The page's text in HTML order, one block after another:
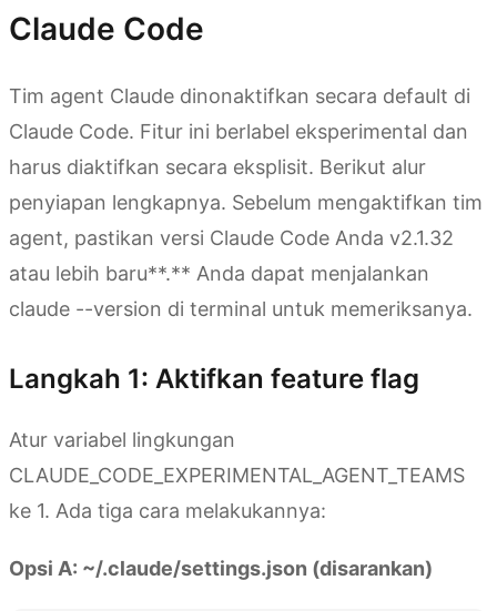
Claude Code
Tim agent Claude dinonaktifkan secara default di
Claude Code. Fitur ini berlabel eksperimental dan
harus diaktifkan secara eksplisit. Berikut alur
penyiapan lengkapnya. Sebelum mengaktifkan tim
agent, pastikan versi Claude Code Anda v2.1.32
atau lebih baru**.** Anda dapat menjalankan
claude --version di terminal untuk memeriksanya.
Langkah 1: Aktifkan feature flag
Atur variabel lingkungan
CLAUDE_CODE_EXPERIMENTAL_AGENT_TEAMS
ke 1. Ada tiga cara melakukannya:
Opsi A: ~/.claude/settings.json (disarankan)